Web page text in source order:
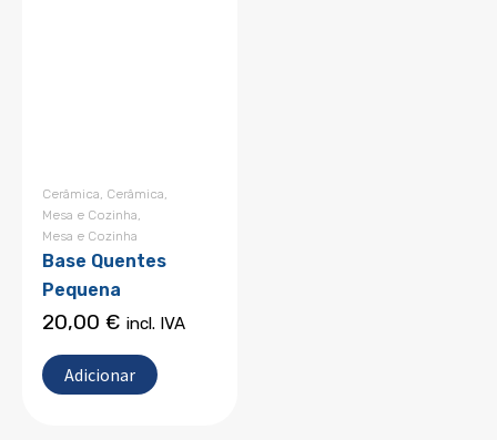
Cerâmica, Cerâmica,
Mesa e Cozinha,
Mesa e Cozinha
Base Quentes
Pequena
20,00 € incl. IVA
Adicionar